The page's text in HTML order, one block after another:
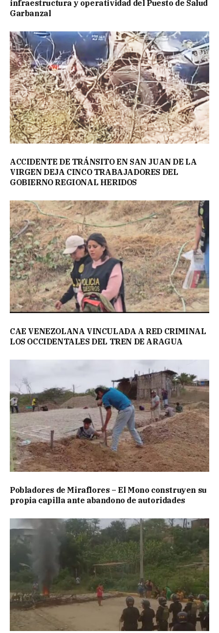
infraestructura y operatividad del Puesto de Salud
Garbanzal
ACCIDENTE DE TRÁNSITO EN SAN JUAN DE LA
VIRGEN DEJA CINCO TRABAJADORES DEL
GOBIERNO REGIONAL HERIDOS
CAE VENEZOLANA VINCULADA A RED CRIMINAL
LOS OCCIDENTALES DEL TREN DE ARAGUA
Pobladores de Miraflores – El Mono construyen su
propia capilla ante abandono de autoridades